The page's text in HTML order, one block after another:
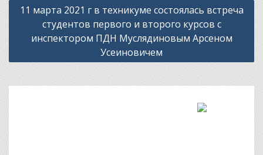
записям
11 марта 2021 г в техникуме состоялась встреча
студентов первого и второго курсов с
инспектором ПДН Муслядиновым Арсеном
Усеиновичем